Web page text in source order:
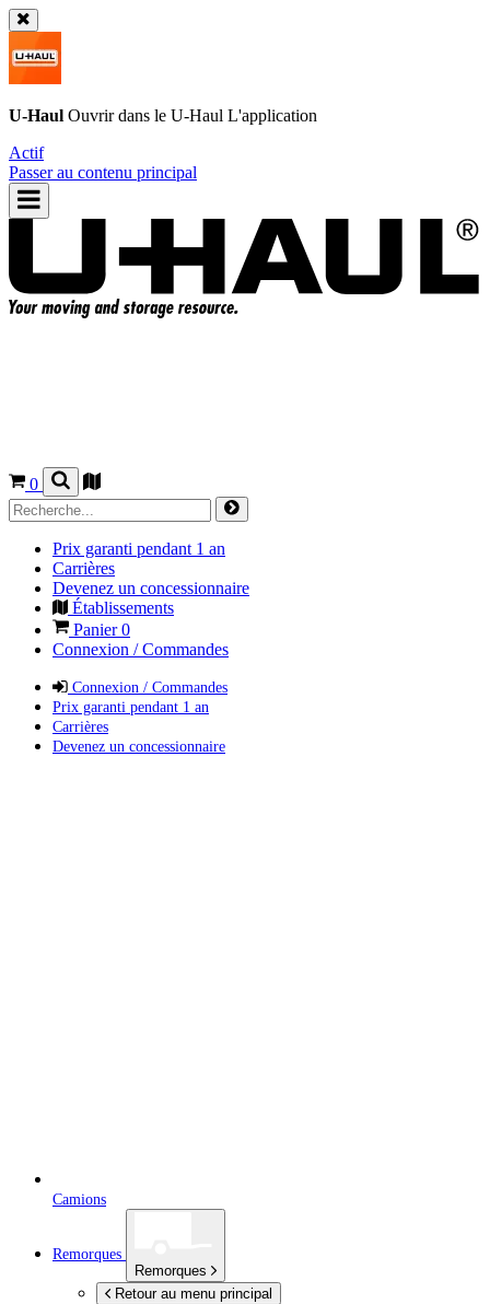
U-Haul Ouvrir dans le U-Haul L'application
Actif
Passer au contenu principal
0
Prix garanti pendant 1 an
Carrières
Devenez un concessionnaire
Établissements
Panier0
Connexion / Commandes
Connexion / Commandes
Prix garanti pendant 1 an
Carrières
Devenez un concessionnaire
Camions
Remorques
Remorques
Retour au menu principal